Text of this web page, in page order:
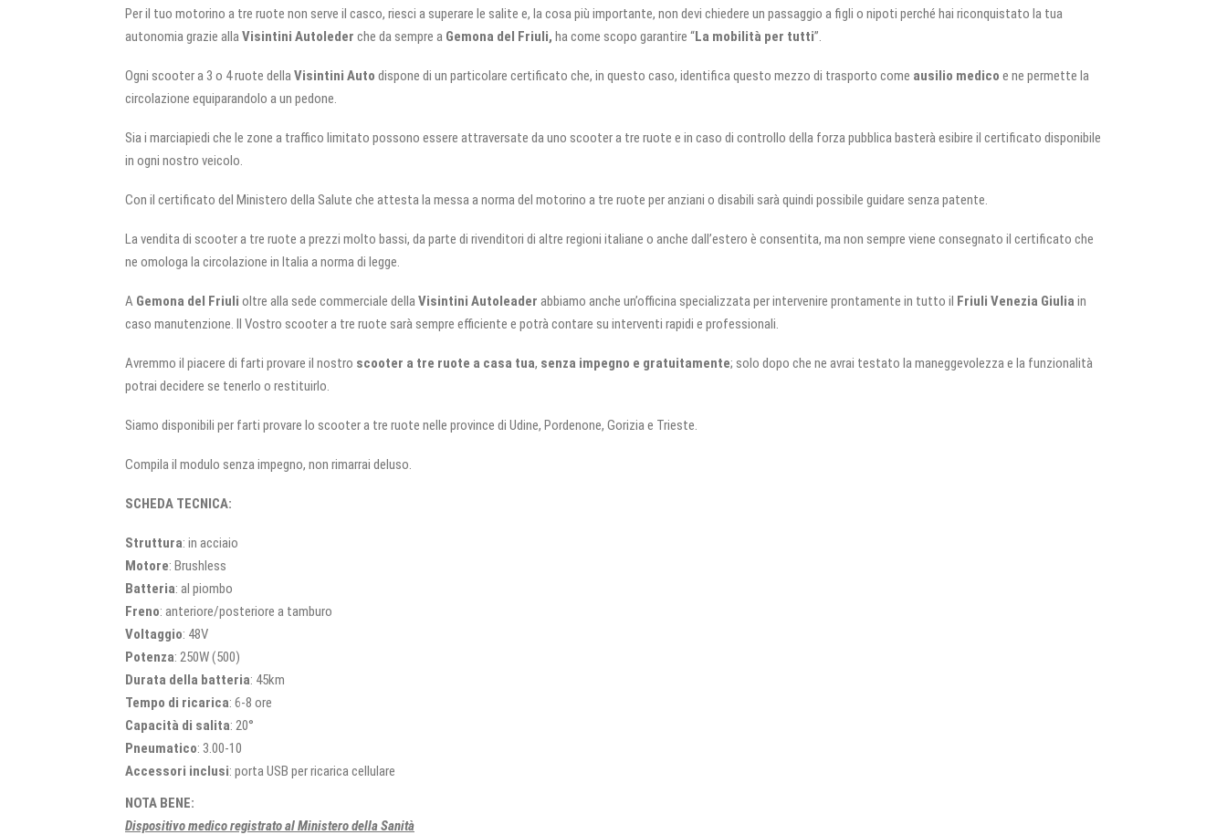
Per il tuo motorino a tre ruote non serve il casco, riesci a superare le salite e, la cosa più importante, non devi chiedere un passaggio a figli o nipoti perché hai riconquistato la tua
autonomia grazie alla Visintini Autoleder che da sempre a Gemona del Friuli, ha come scopo garantire “La mobilità per tutti”.
Ogni scooter a 3 o 4 ruote della Visintini Auto dispone di un particolare certificato che, in questo caso, identifica questo mezzo di trasporto come ausilio medico e ne permette la
circolazione equiparandolo a un pedone.
Sia i marciapiedi che le zone a traffico limitato possono essere attraversate da uno scooter a tre ruote e in caso di controllo della forza pubblica basterà esibire il certificato disponibile
in ogni nostro veicolo.
Con il certificato del Ministero della Salute che attesta la messa a norma del motorino a tre ruote per anziani o disabili sarà quindi possibile guidare senza patente.
La vendita di scooter a tre ruote a prezzi molto bassi, da parte di rivenditori di altre regioni italiane o anche dall’estero è consentita, ma non sempre viene consegnato il certificato che
ne omologa la circolazione in Italia a norma di legge.
A Gemona del Friuli oltre alla sede commerciale della Visintini Autoleader abbiamo anche un’officina specializzata per intervenire prontamente in tutto il Friuli Venezia Giulia in
caso manutenzione. Il Vostro scooter a tre ruote sarà sempre efficiente e potrà contare su interventi rapidi e professionali.
Avremmo il piacere di farti provare il nostro scooter a tre ruote a casa tua, senza impegno e gratuitamente; solo dopo che ne avrai testato la maneggevolezza e la funzionalità
potrai decidere se tenerlo o restituirlo.
Siamo disponibili per farti provare lo scooter a tre ruote nelle province di Udine, Pordenone, Gorizia e Trieste.
Compila il modulo senza impegno, non rimarrai deluso.
SCHEDA TECNICA:
Struttura: in acciaio
Motore: Brushless
Batteria: al piombo
Freno: anteriore/posteriore a tamburo
Voltaggio: 48V
Potenza: 250W (500)
Durata della batteria: 45km
Tempo di ricarica: 6-8 ore
Capacità di salita: 20°
Pneumatico: 3.00-10
Accessori inclusi: porta USB per ricarica cellulare
NOTA BENE:
Dispositivo medico registrato al Ministero della Sanità